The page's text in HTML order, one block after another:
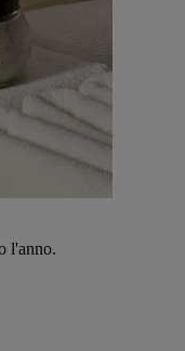
l'anno.